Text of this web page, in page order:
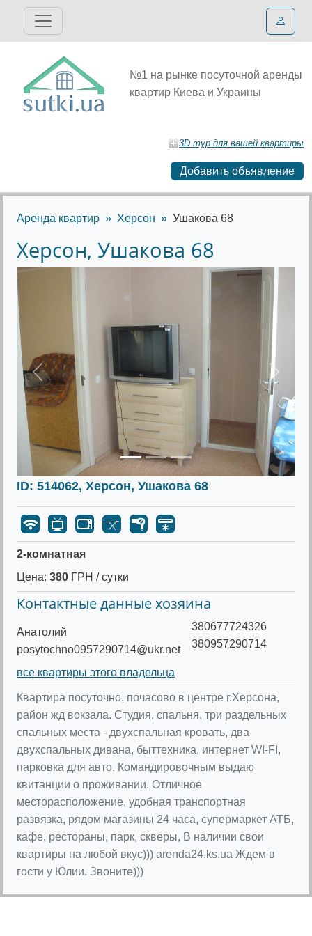
№1 на рынке посуточной аренды
квартир Киева и Украины
3D тур для вашей квартиры
Добавить объявление
Аренда квартир Херсон Ушакова 68
Херсон, Ушакова 68
Предыдущее
ID: 514062, Херсон, Ушакова 68
2-комнатная
Цена: 380 ГРН / сутки
Контактные данные хозяина
Анатолий
posytochno0957290714@ukr.net
380677724326
380957290714
все квартиры этого владельца
Квартира посуточно, почасово в центре г.Херсона,
район жд вокзала. Студия, спальня, три раздельных
спальных места - двухспальная кровать, два
двухспальных дивана, быттехника, интернет WI-FI,
парковка для авто. Командировочным выдаю
квитанции о проживании. Отличное
месторасположение, удобная транспортная
развязка, рядом магазины 24 часа, супермаркет АТБ,
кафе, рестораны, парк, скверы, В наличии свои
квартиры на любой вкус))) arenda24.ks.ua Ждем в
гости у Юлии. Звоните)))